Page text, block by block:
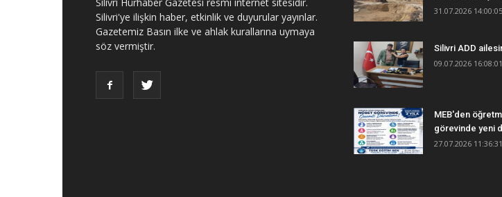
Silivri'ye ilişkin haber, etkinlik ve duyurular yayınlar.
Gazetemiz Basın ilke ve ahlak kurallarına uymaya
söz vermiştir.
31.07.2026 14:00:05
Silivri ADD
09.07.2026 16:08:01
MEB'den
görevinde yeni
27.07.2026 11:36:31